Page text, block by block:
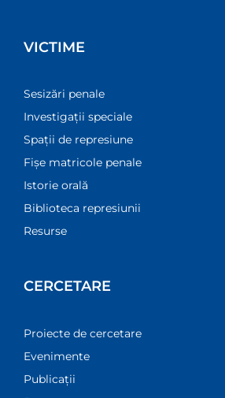
VICTIME
Sesizări penale
Investigații speciale
Spații de represiune
Fișe matricole penale
Istorie orală
Biblioteca represiunii
Resurse
CERCETARE
Proiecte de cercetare
Evenimente
Publicații